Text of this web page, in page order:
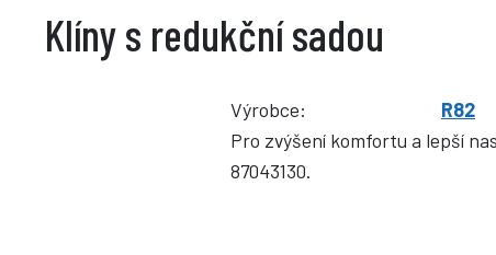
Klíny s redukční sadou
Výrobce:
R82
Pro zvýšení komfortu a lepší
87043130.